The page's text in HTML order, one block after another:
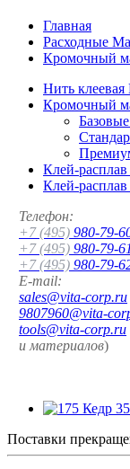
Главная
Расходные
Кромочный
Нить
Кромочный
Клей-
Клей-
Телефон:
+7 (495) 980-79-
+7 (495) 980-79-61
+7 (495) 980-79-
E-mail:
sales@vita-corp.ru
9807960@vita-
tools@vita-corp.ru
и материалов)
Поставки